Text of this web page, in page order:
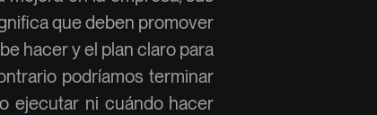
que deben promover
hacer y el plan claro para
podríamos terminar
ejecutar ni cuándo hacer